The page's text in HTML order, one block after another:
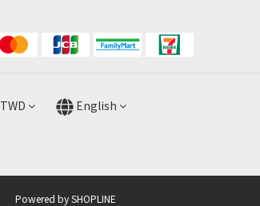
TWD English
Powered by SHOPLINE